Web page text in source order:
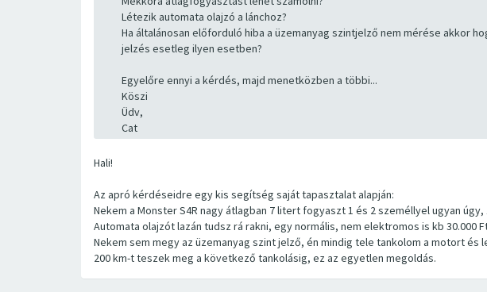
Létezik automata olajzó a lánchoz?
Ha általánosan előforduló hiba a üzemanyag szintjelző nem mérése akkor
jelzés esetleg ilyen esetben?
Egyelőre ennyi a kérdés, majd menetközben a többi...
Köszi
Üdv,
Cat
Hali!
Az apró kérdéseidre egy kis segítség saját tapasztalat alapján:
Nekem a Monster S4R nagy átlagban 7 litert fogyaszt 1 és 2 személlyel ugyan
Automata olajzót lazán tudsz rá rakni, egy normális, nem elektromos is kb 30.000
Nekem sem megy az üzemanyag szint jelző, én mindig tele tankolom a motort és
200 km-t teszek meg a következő tankolásig, ez az egyetlen megoldás.